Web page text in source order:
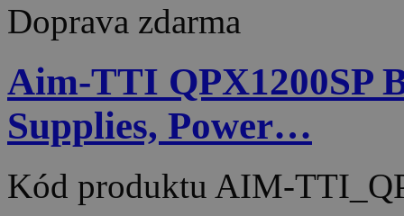
Doprava zdarma
Aim-TTI QPX1200SP
Supplies, Power…
Kód produktu AIM-